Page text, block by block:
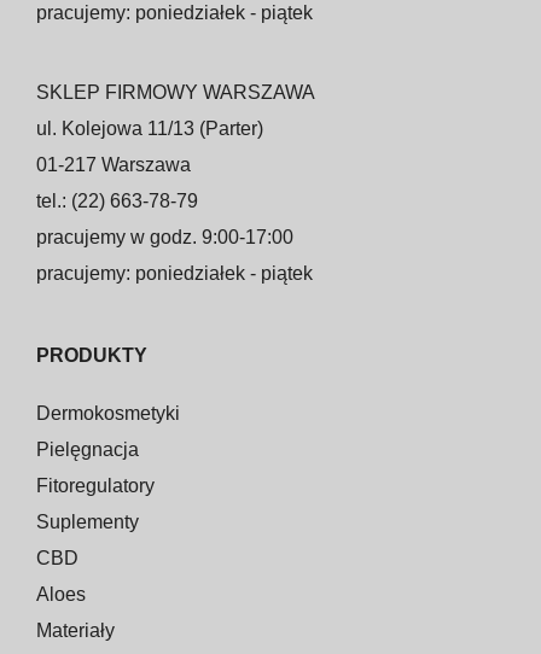
pracujemy: poniedziałek - piątek
SKLEP FIRMOWY WARSZAWA
ul. Kolejowa 11/13 (Parter)
01-217 Warszawa
tel.: (22) 663-78-79
pracujemy w godz. 9:00-17:00
pracujemy: poniedziałek - piątek
PRODUKTY
Dermokosmetyki
Pielęgnacja
Fitoregulatory
Suplementy
CBD
Aloes
Materiały